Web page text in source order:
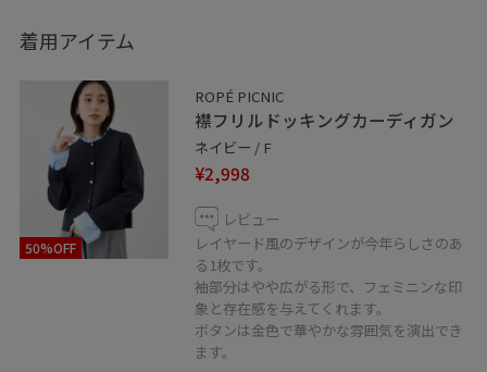
※紐づけてないアイテムは私物となります
ご覧いただきありがとうございます！
お気に入り機能で見返せます♡
Instagramも更新中です！イイネ&フォロー、お願い致し
ます♪
着用アイテム
50%OFF
ROPÉ PICNIC
襟フリルドッキングカーディガン
ネイビー / F
¥2,998
レビュー
レイヤード風のデザインが今年らしさのあ
る1枚です。
袖部分はやや広がる形で、フェミニンな印
象と存在感を与えてくれます。
ボタンは金色で華やかな雰囲気を演出でき
ます。